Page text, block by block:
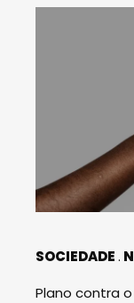
SOCIEDADE
Plano contra